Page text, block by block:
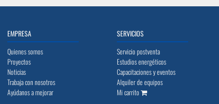
EMPRESA
Quienes somos
Proyectos
Noticias
Trabaja con nosotros
Ayúdanos a mejorar
SERVICIOS
Servicio postventa
Estudios energéticos
Capacitaciones y eventos
Alquiler de equipos
Mi carrito